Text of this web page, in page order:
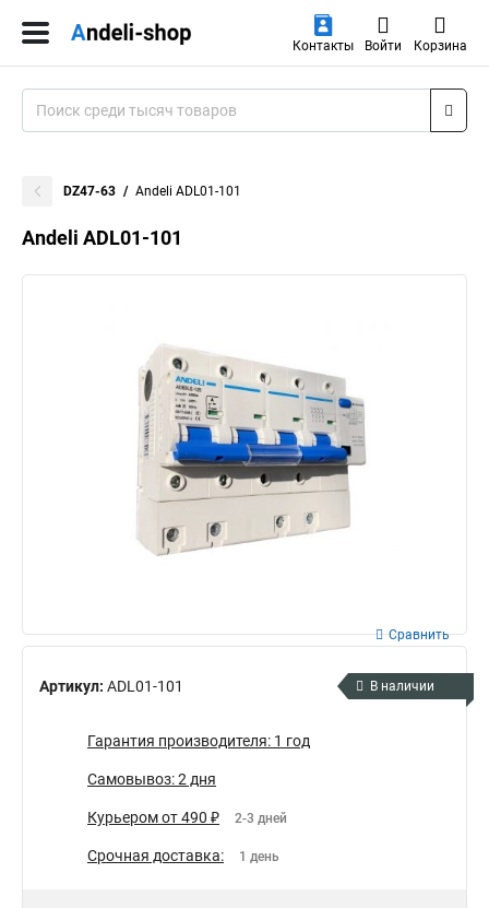
Контакты Войти Корзина
DZ47-63 Andeli ADL01-101
Andeli ADL01-101
Артикул: ADL01-101
Сравнить
В наличии
Гарантия производителя: 1 год
Самовывоз: 2 дня
Курьером от 490 ₽ 2-3 дней
Срочная доставка: 1 день